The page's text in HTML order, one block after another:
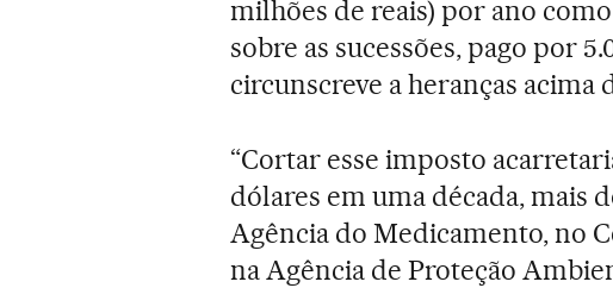
milhões de reais) por ano
sobre as sucessões, pago por
circunscreve a heranças acima
“Cortar esse imposto
dólares em uma década, mais
Agência do Medicamento, no
na Agência de Proteção